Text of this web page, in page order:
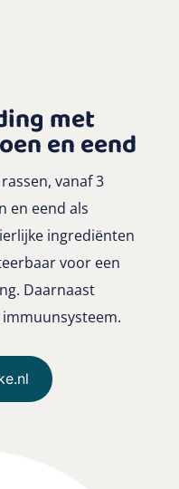
met
en eend
vanaf 3
en eend als
ingrediënten
voor een
Daarnaast